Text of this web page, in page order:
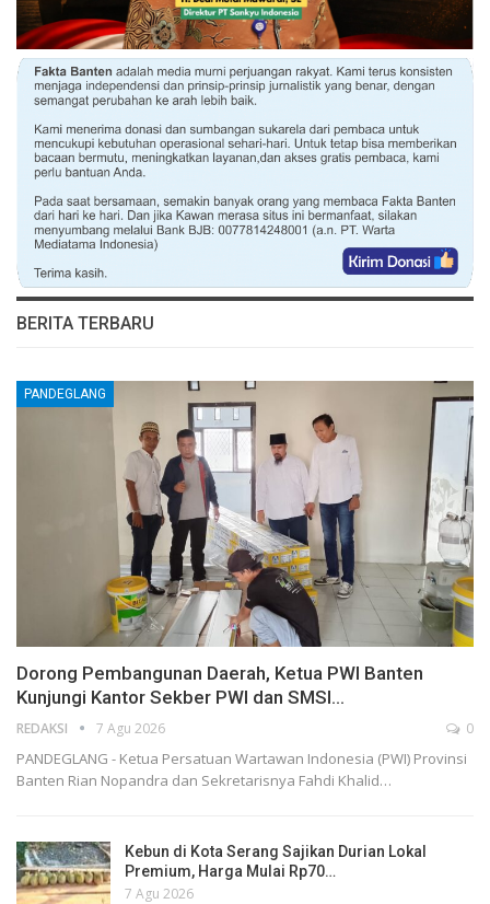
BERITA TERBARU
PANDEGLANG
Dorong Pembangunan Daerah, Ketua PWI Banten
Kunjungi Kantor Sekber PWI dan SMSI…
REDAKSI 7 Agu 2026 0
PANDEGLANG - Ketua Persatuan Wartawan Indonesia (PWI) Provinsi
Banten Rian Nopandra dan Sekretarisnya Fahdi Khalid…
Kebun di Kota Serang Sajikan Durian Lokal
Premium, Harga Mulai Rp70…
7 Agu 2026